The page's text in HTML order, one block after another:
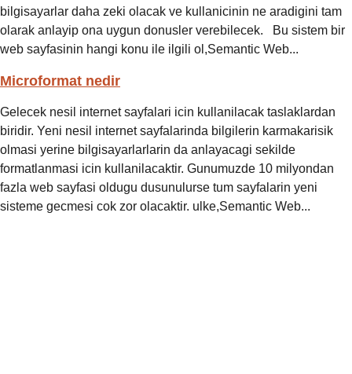
bilgisayarlar daha zeki olacak ve kullanicinin ne aradigini tam
olarak anlayip ona uygun donusler verebilecek. Bu sistem bir
web sayfasinin hangi konu ile ilgili ol,Semantic Web...
Microformat nedir
Gelecek nesil internet sayfalari icin kullanilacak taslaklardan
biridir. Yeni nesil internet sayfalarinda bilgilerin karmakarisik
olmasi yerine bilgisayarlarlarin da anlayacagi sekilde
formatlanmasi icin kullanilacaktir. Gunumuzde 10 milyondan
fazla web sayfasi oldugu dusunulurse tum sayfalarin yeni
sisteme gecmesi cok zor olacaktir. ulke,Semantic Web...